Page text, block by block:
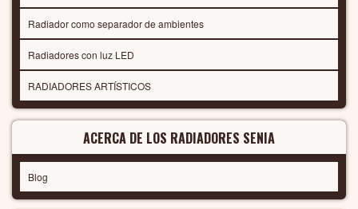
Radiador como separador de ambientes
Radiadores con luz LED
RADIADORES ARTÍSTICOS
ACERCA DE LOS RADIADORES SENIA
Blog